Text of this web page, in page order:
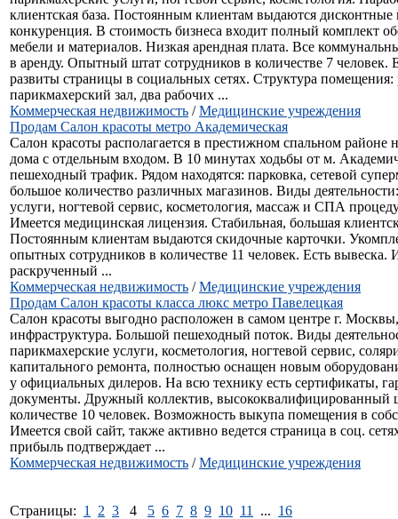
клиентская база. Постоянным клиентам выдаются дисконтные
конкуренция. В стоимость бизнеса входит полный комплект
мебели и материалов. Низкая арендная плата. Все
в аренду. Опытный штат сотрудников в количестве 7 человек.
развиты страницы в социальных сетях. Структура помещения:
парикмахерский зал, два рабочих ...
Коммерческая недвижимость /Медицинские учреждения
Продам Салон красоты метро Академическая
Салон красоты располагается в престижном спальном районе
дома с отдельным входом. В 10 минутах ходьбы от м.
пешеходный трафик. Рядом находятся: парковка, сетевой
большое количество различных магазинов. Виды
услуги, ногтевой сервис, косметология, массаж и СПА
Имеется медицинская лицензия. Стабильная, большая
Постоянным клиентам выдаются скидочные карточки.
опытных сотрудников в количестве 11 человек. Есть вывеска.
раскрученный ...
Коммерческая недвижимость /Медицинские учреждения
Продам Салон красоты класса люкс метро Павелецкая
Салон красоты выгодно расположен в самом центре г.
инфраструктура. Большой пешеходный поток. Виды
парикмахерские услуги, косметология, ногтевой сервис,
капитального ремонта, полностью оснащен новым
у официальных дилеров. На всю технику есть сертификаты,
документы. Дружный коллектив, высококвалифицированный
количестве 10 человек. Возможность выкупа помещения в
Имеется свой сайт, также активно ведется страница в соц.
прибыль подтверждает ...
Коммерческая недвижимость /Медицинские учреждения
Страницы: 1 2 3 4 5 6 7 8 9 10 11 ... 16